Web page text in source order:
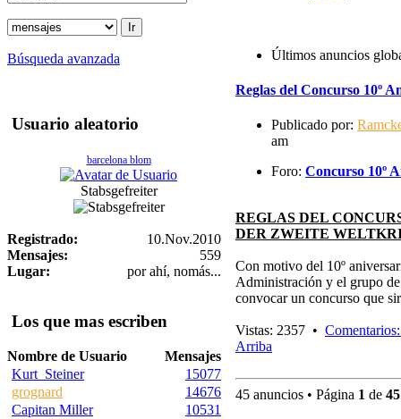
Búsqueda avanzada
Usuario aleatorio
barcelona blom
Stabsgefreiter
Registrado:
10.Nov.2010
Mensajes:
559
Lugar:
por ahí, nomás...
Los que mas escriben
Nombre de Usuario
Mensajes
Kurt_Steiner
15077
grognard
14676
Capitan Miller
10531
Últimos anuncios
Reglas del Concurso 10º
Publicado por:
am
Foro: Concurso 10º
REGLAS DEL
DER ZWEITE
Con motivo del 10º
Administración y el grupo
convocar un concurso que
Vistas: 2357 •
Arriba
45 anuncios • Página 1 de 45